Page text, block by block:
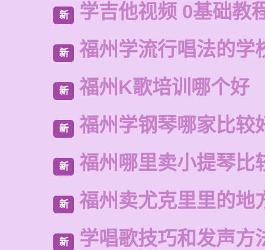
新 学吉他视频 0基础教
新 福州学流行唱法的学
新 福州K歌培训哪个好
新 福州学钢琴哪家比较
新 福州哪里卖小提琴比
新 福州卖尤克里里的地
新 学唱歌技巧和发声方